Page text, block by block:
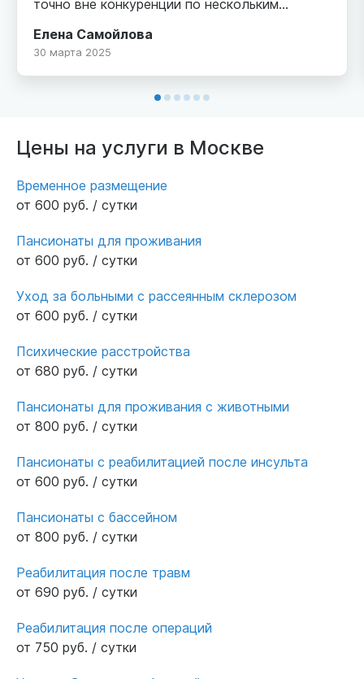
точно вне конкуренции по нескольким
здание с большими душевыми кабинами и
туалетами, пятиразовое питание. Бесспорно,
ценник и домашняя обстановка, максимально
санатории побывала. Спасибо за уход!
Елена Самойлова
30 марта 2025
Цены на услуги в Москве
Временное размещение
от 600 руб. / сутки
Пансионаты для проживания
от 600 руб. / сутки
Уход за больными с рассеянным склерозом
от 600 руб. / сутки
Психические расстройства
от 680 руб. / сутки
Пансионаты для проживания с животными
от 800 руб. / сутки
Пансионаты с реабилитацией после инсульта
от 600 руб. / сутки
Пансионаты с бассейном
от 800 руб. / сутки
Реабилитация после травм
от 690 руб. / сутки
Реабилитация после операций
от 750 руб. / сутки